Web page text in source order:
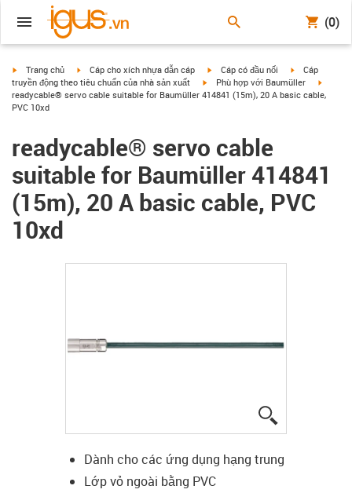
(0)
igus-icon-arrow-right
Trang chủ igus-icon-arrow-right
Cáp cho xích nhựa dẫn cáp igus-icon-arrow-right
Cáp có đầu nối igus-icon-
Cáp
truyền động theo tiêu chuẩn của nhà sản xuất
igus-icon-arrow-right
Phù hợp với Baumüller
readycable® servo cable suitable for Baumüller 414841 (15m), 20 A basic cable,
PVC 10xd
readycable® servo cable
suitable for Baumüller 414841
(15m), 20 A basic cable, PVC
10xd
Dành cho các ứng dụng hạng trung
Lớp vỏ ngoài bằng PVC